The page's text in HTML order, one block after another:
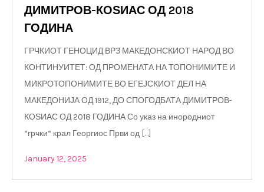
ДИМИТРОВ-КОЅИАС ОД 2018
ГОДИНА
ГРЧКИОТ ГЕНОЦИД ВРЗ МАКЕДОНСКИОТ НАРОД ВО
КОНТИНУИТЕТ: ОД ПРОМЕНАТА НА ТОПОНИМИТЕ И
МИКРОТОПОНИМИТЕ ВО ЕГЕЈСКИОТ ДЕЛ НА
МАКЕДОНИЈА ОД 1912, ДО СПОГОДБАТА ДИМИТРОВ-
КОЅИАС ОД 2018 ГОДИНА Со указ на инородниот
“грчки“ крал Георгиос Први од […]
January 12, 2025